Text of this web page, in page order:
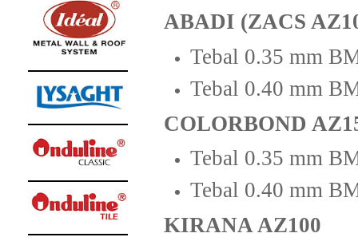
ABADI (ZACS
Tebal 0.35 mm
Tebal 0.40 mm
COLORBOND
Tebal 0.35 mm
Tebal 0.40 mm
KIRANA AZ100